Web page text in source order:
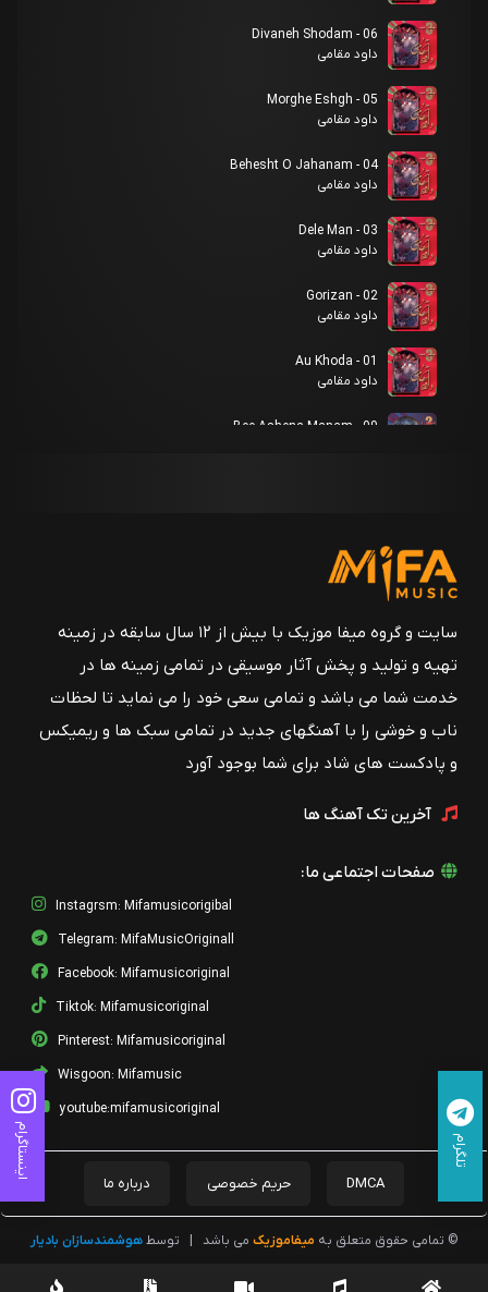
06 - Divaneh Shodam
داود مقامی
05 - Morghe Eshgh
داود مقامی
04 - Behesht O Jahanam
داود مقامی
03 - Dele Man
داود مقامی
02 - Gorizan
داود مقامی
01 - Au Khoda
داود مقامی
09 - Bee Ashena Manam
07 - Mansoureh
داود مقامی
داود مقامی
داود مقامی
04 - Ghasedeh Eshgh
داود مقامی
03 - Jaye Tou Khali
02 - Mehro Vafa
سایت و گروه میفا موزیک با بیش از ۱۲ سال سابقه در زمینه
تهیه و تولید و پخش آثار موسیقی در تمامی زمینه ها در
خدمت شما می باشد و تمامی سعی خود را می نماید تا لحظات
ناب و خوشی را با آهنگهای جدید در تمامی سبک ها و ریمیکس
و پادکست های شاد برای شما بوجود آورد
آخرین تک آهنگ ها
صفحات اجتماعی ما:
Instagrsm: Mifamusicorigibal
Telegram: MifaMusicOriginall
Facebook: Mifamusicoriginal
Tiktok: Mifamusicoriginal
Pinterest: Mifamusicoriginal
Wisgoon: Mifamusic
youtube:mifamusicoriginal
DMCA حریم خصوصی درباره ما
© تمامی حقوق متعلق به میفاموزیک می باشد توسطهوشمندسازان بادیار
اینستاگرام تلگرام